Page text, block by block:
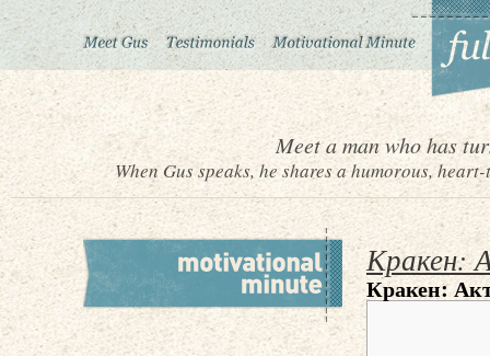
Meet a man who has
When Gus speaks, he shares a humorous,
Кракен:
Кракен: